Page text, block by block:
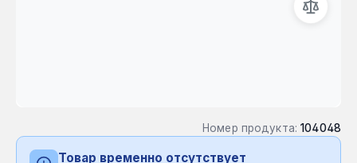
Номер продукта: 104048
Товар временно отсутствует